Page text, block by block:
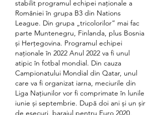
stabilit programul echipei naționale a
României în grupa B3 din Nations
League. Din grupa „tricolorilor” mai fac
parte Muntenegru, Finlanda, plus Bosnia
și Herțegovina. Programul echipei
naționale în 2022 Anul 2022 va fi unul
atipic în fotbal mondial. Din cauza
Campionatului Mondial din Qatar, unul
care va fi organizat iarna, meciurile din
Liga Națiunilor vor fi comprimate în lunile
iunie și septembrie. După doi ani și un șir
de eșecuri, barajul pentru Euro 2020,